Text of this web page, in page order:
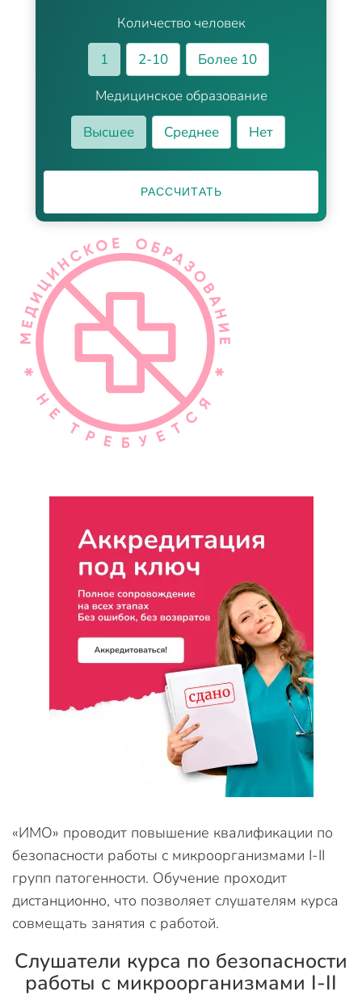
Количество человек
1
2-10
Более 10
Медицинское образование
Высшее
Среднее Нет
РАССЧИТАТЬ
«ИМО» проводит повышение квалификации по
безопасности работы с микроорганизмами I-II
групп патогенности. Обучение проходит
дистанционно, что позволяет слушателям курса
совмещать занятия с работой.
Слушатели курса по безопасности
работы с микроорганизмами I-II